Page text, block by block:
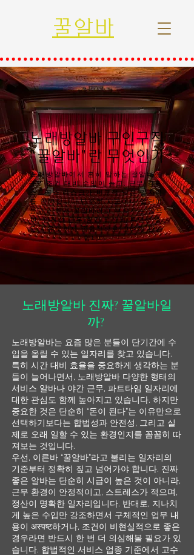
꿀알바
노래방알바 구인구직
"꿀알바"란 무엇인가
노래방알바에서 흔히 말하는 꿀알바란
근무 조건 대비 수입이 높고, 근무 강도·
스트레스·리스크가 비교적 낮은 일자리
를 의미합니다.단순히 시급이나 일당이
높다고 해서 꿀알바라고 부르지는 않으
며, 안전성·근무 환경·정산의 투명성·출
근 자유도까지 종합적으로 고려해 판단
합니다.
노래방알바 진짜? 꿀알바일
까?
노래방알바는 요즘 많은 분들이 단기간에 수
입을 올릴 수 있는 일자리를 찾고 있습니다.
특히 시간 대비 효율을 중요하게 생각하는 분
들이 늘어나면서, 노래방알바 다양한 형태의
서비스 알바나 야간 근무, 파트타임 일자리에
대한 관심도 함께 높아지고 있습니다. 하지만
중요한 것은 단순히 “돈이 된다”는 이유만으로
선택하기보다는 합법성과 안전성, 그리고 실
제로 오래 일할 수 있는 환경인지를 꼼꼼히 따
져보는 것입니다.
우선, 이른바 “꿀알바”라고 불리는 일자리의
기준부터 정확히 짚고 넘어가야 합니다. 진짜
좋은 알바는 단순히 시급이 높은 것이 아니라,
근무 환경이 안정적이고, 스트레스가 적으며,
정산이 명확한 일자리입니다. 반대로, 지나치
게 높은 수입만 강조하면서 구체적인 업무 내
용이 अस्पष्ट하거나, 조건이 비현실적으로 좋은
경우라면 반드시 한 번 더 의심해볼 필요가 있
습니다. 합법적인 서비스 업종 기준에서 고수